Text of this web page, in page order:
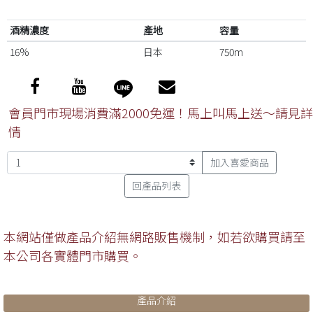
酒精濃度 產地
容量
16%
日本 750m
會員門市現場消費滿2000免運！馬上叫馬上送～請見詳
情
加入喜愛商品
回產品列表
本網站僅做產品介紹無網路販售機制，如若欲購買請至
本公司各實體門市購買。
產品介紹